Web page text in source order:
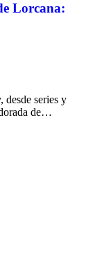
Lorcana:
desde series y
de…